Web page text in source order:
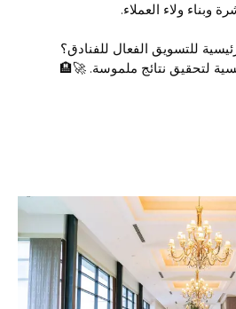
وبناء ولاء العملاء.
للتسويق الفعال للفنادق؟